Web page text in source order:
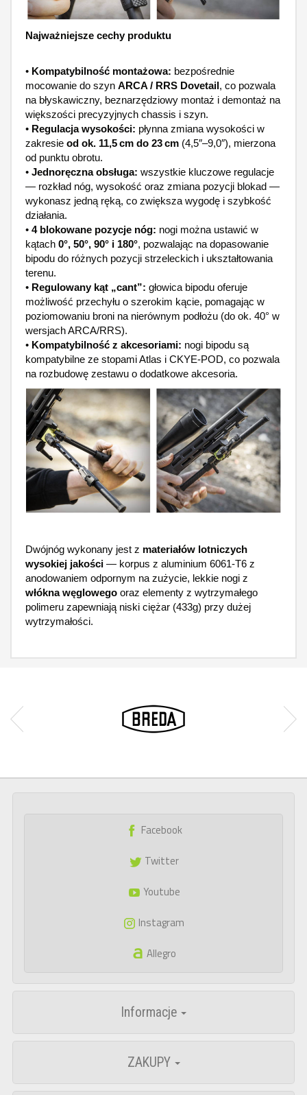
Najważniejsze cechy produktu
• Kompatybilność montażowa: bezpośrednie
mocowanie do szyn ARCA / RRS Dovetail, co pozwala
na błyskawiczny, beznarzędziowy montaż i demontaż na
większości precyzyjnych chassis i szyn.
• Regulacja wysokości: płynna zmiana wysokości w
zakresie od ok. 11,5 cm do 23 cm (4,5″–9,0″), mierzona
od punktu obrotu.
• Jednoręczna obsługa: wszystkie kluczowe regulacje
— rozkład nóg, wysokość oraz zmiana pozycji blokad —
wykonasz jedną ręką, co zwiększa wygodę i szybkość
działania.
• 4 blokowane pozycje nóg: nogi można ustawić w
kątach 0°, 50°, 90° i 180°, pozwalając na dopasowanie
bipodu do różnych pozycji strzeleckich i ukształtowania
terenu.
• Regulowany kąt „cant”: głowica bipodu oferuje
możliwość przechyłu o szerokim kącie, pomagając w
poziomowaniu broni na nierównym podłożu (do ok. 40° w
wersjach ARCA/RRS).
• Kompatybilność z akcesoriami: nogi bipodu są
kompatybilne ze stopami Atlas i CKYE‑POD, co pozwala
na rozbudowę zestawu o dodatkowe akcesoria.
Dwójnóg wykonany jest z materiałów lotniczych
wysokiej jakości — korpus z aluminium 6061‑T6 z
anodowaniem odpornym na zużycie, lekkie nogi z
włókna węglowego oraz elementy z wytrzymałego
polimeru zapewniają niski ciężar (433g) przy dużej
wytrzymałości.
Facebook
Twitter
Youtube
Instagram
Allegro
Informacje
ZAKUPY